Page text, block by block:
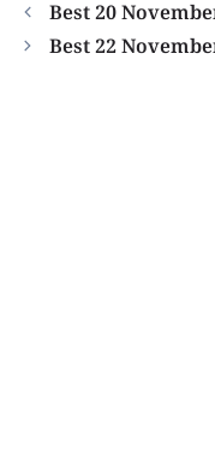
Best 20
Best 22